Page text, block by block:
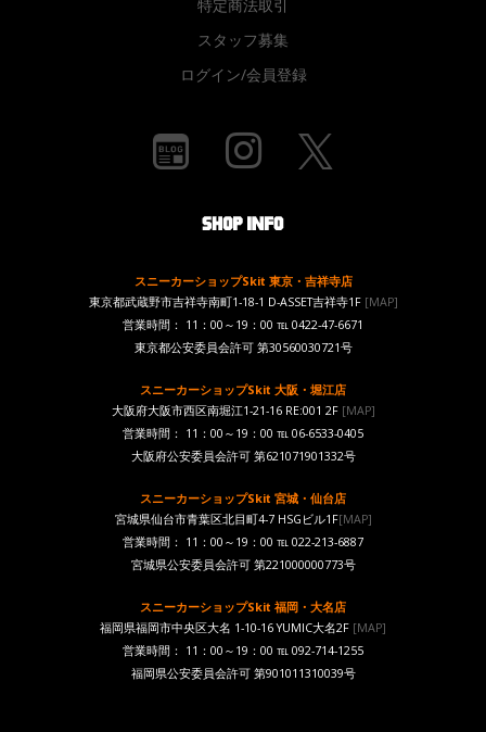
特定商法取引
スタッフ募集
ログイン/会員登録
スニーカーショップSkit 東京・吉祥寺店
東京都武蔵野市吉祥寺南町1-18-1 D-ASSET吉祥寺1F [MAP]
営業時間： 11：00～19：00 ℡ 0422-47-6671
東京都公安委員会許可 第30560030721号
スニーカーショップSkit 大阪・堀江店
大阪府大阪市西区南堀江1-21-16 RE:001 2F[MAP]
営業時間： 11：00～19：00 ℡ 06-6533-0405
大阪府公安委員会許可 第621071901332号
スニーカーショップSkit 宮城・仙台店
宮城県仙台市青葉区北目町4-7 HSGビル1F[MAP]
営業時間： 11：00～19：00 ℡ 022-213-6887
宮城県公安委員会許可 第221000000773号
スニーカーショップSkit 福岡・大名店
福岡県福岡市中央区大名 1-10-16 YUMIC大名2F [MAP]
営業時間： 11：00～19：00 ℡ 092-714-1255
福岡県公安委員会許可 第901011310039号